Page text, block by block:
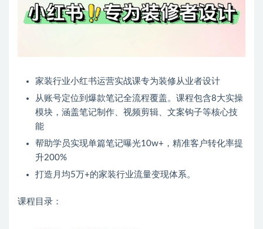
家装行业小红书运营实战课专为装修从业者设计
从账号定位到爆款笔记全流程覆盖。课程包含8大实操
模块，涵盖笔记制作、视频剪辑、文案钩子等核心技
能
帮助学员实现单篇笔记曝光10w+，精准客户转化率提
升200%
打造月均5万+的家装行业流量变现体系。
课程目录：